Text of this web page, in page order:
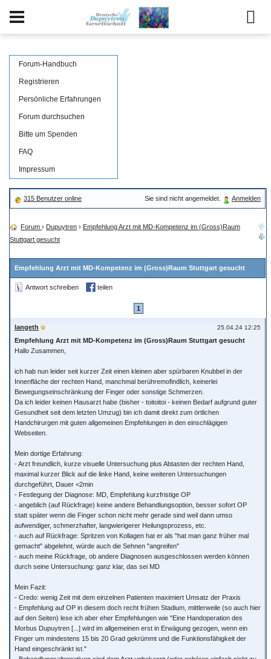
Forum-Handbuch
Registrieren
Persönliche Erfahrungen
Forum durchsuchen
Bitte um Spenden
FAQ
Impressum
315 Benutzer online Sie sind nicht angemeldet. Anmelden
Forum › Dupuytren › Empfehlung Arzt mit MD-Kompetenz im (Gross)Raum
Stuttgart gesucht
Empfehlung Arzt mit MD-Kompetenz im (Gross)Raum Stuttgart gesucht
Antwort schreiben teilen
1
25.04.24 12:25
langeth
Empfehlung Arzt mit MD-Kompetenz im (Gross)Raum Stuttgart gesucht
Hallo Zusammen,
ich hab nun leider seit kurzer Zeit einen kleinen aber spürbaren Knubbel in der
Innenfläche der rechten Hand, manchmal berühremofindlich, keinerlei
Bewegungseinschränkung der Finger oder sonstige Schmerzen.
Da ich leider keinen Hausarzt habe (bisher - toitoitoi - keinen Bedarf aufgrund guter
Gesundheit seit dem letzten Umzug) bin ich damit direkt zum örtlichen
Handchirurgen mit guten allgemeinen Empfehlungen in den einschlägigen
Webseiten.
Mein dortige Erfahrung:
- Arzt freundlich, kurze visuelle Untersuchung plus Abtasten der rechten Hand,
maximal kurzer Blick auf die linke Hand, keine weiteren Untersuchungen
durchgeführt, Dauer <2min
- Festlegung der Diagnose: MD, Empfehlung kurzfristige OP
- angeblich (auf Rückfrage) keine andere Behandlungsoption, besser sofort OP
statt später wenn die Finger schon nicht mehr gerade sind weil dann umso
aufwendiger, schmerzhafter, langwierigerer Heilungsprozess, etc.
- auch auf Rückfrage: Spritzen von Kollagen hat er als "hat man ganz früher mal
gemacht" abgelehnt, würde auch die Sehnen "angreifen"
- auch meine Rückfrage, ob andere Diagnosen ausgeschlossen werden können
durch seine Untersuchung: ganz klar, das sei MD
Mein Fazit:
- Credo: wenig Zeit mit dem einzelnen Patienten maximiert Umsatz der Praxis
- Empfehlung auf OP in diesem doch recht frühen Stadium, mittlerweile (so auch hier
auf den Seiten) lese ich aber eher Empfehlungen wie "Eine Handoperation des
Morbus Dupuytren [...] wird im allgemeinen erst in Erwägung gezogen, wenn ein
Finger um mindestens 15 bis 20 Grad gekrümmt und die Funktionsfähigkeit der
Hand eingeschränkt ist."